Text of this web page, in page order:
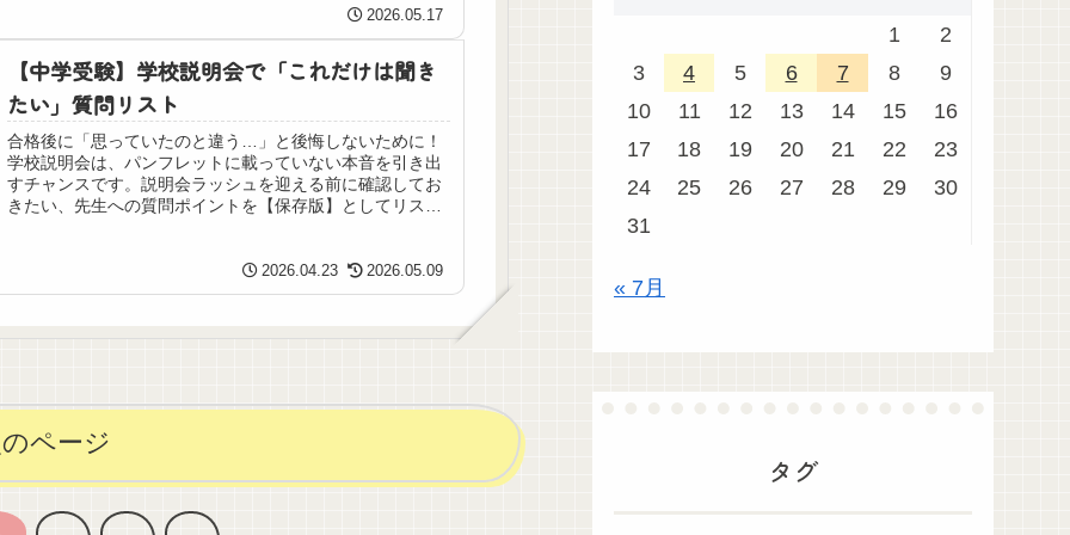
2026.05.17
【中学受験】学校説明会で「これだけは聞き
たい」質問リスト
合格後に「思っていたのと違う…」と後悔しないために！
学校説明会は、パンフレットに載っていない本音を引き出
すチャンスです。説明会ラッシュを迎える前に確認してお
きたい、先生への質問ポイントを【保存版】としてリスト
2026.04.23 2026.05.09
ページ
1
2
3
4 5 6 7 8
9
10
11 12 13 14 15
16
17
18 19 20 21 22
23
24
25 26 27 28 29
30
31
« 7月
タグ